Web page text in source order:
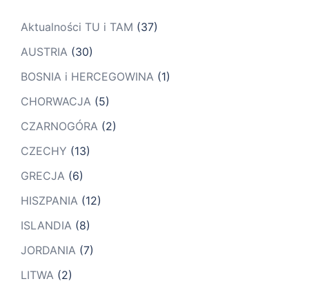
Aktualności TU i TAM (37)
AUSTRIA (30)
BOSNIA i HERCEGOWINA (1)
CHORWACJA (5)
CZARNOGÓRA (2)
CZECHY (13)
GRECJA (6)
HISZPANIA (12)
ISLANDIA (8)
JORDANIA (7)
LITWA (2)